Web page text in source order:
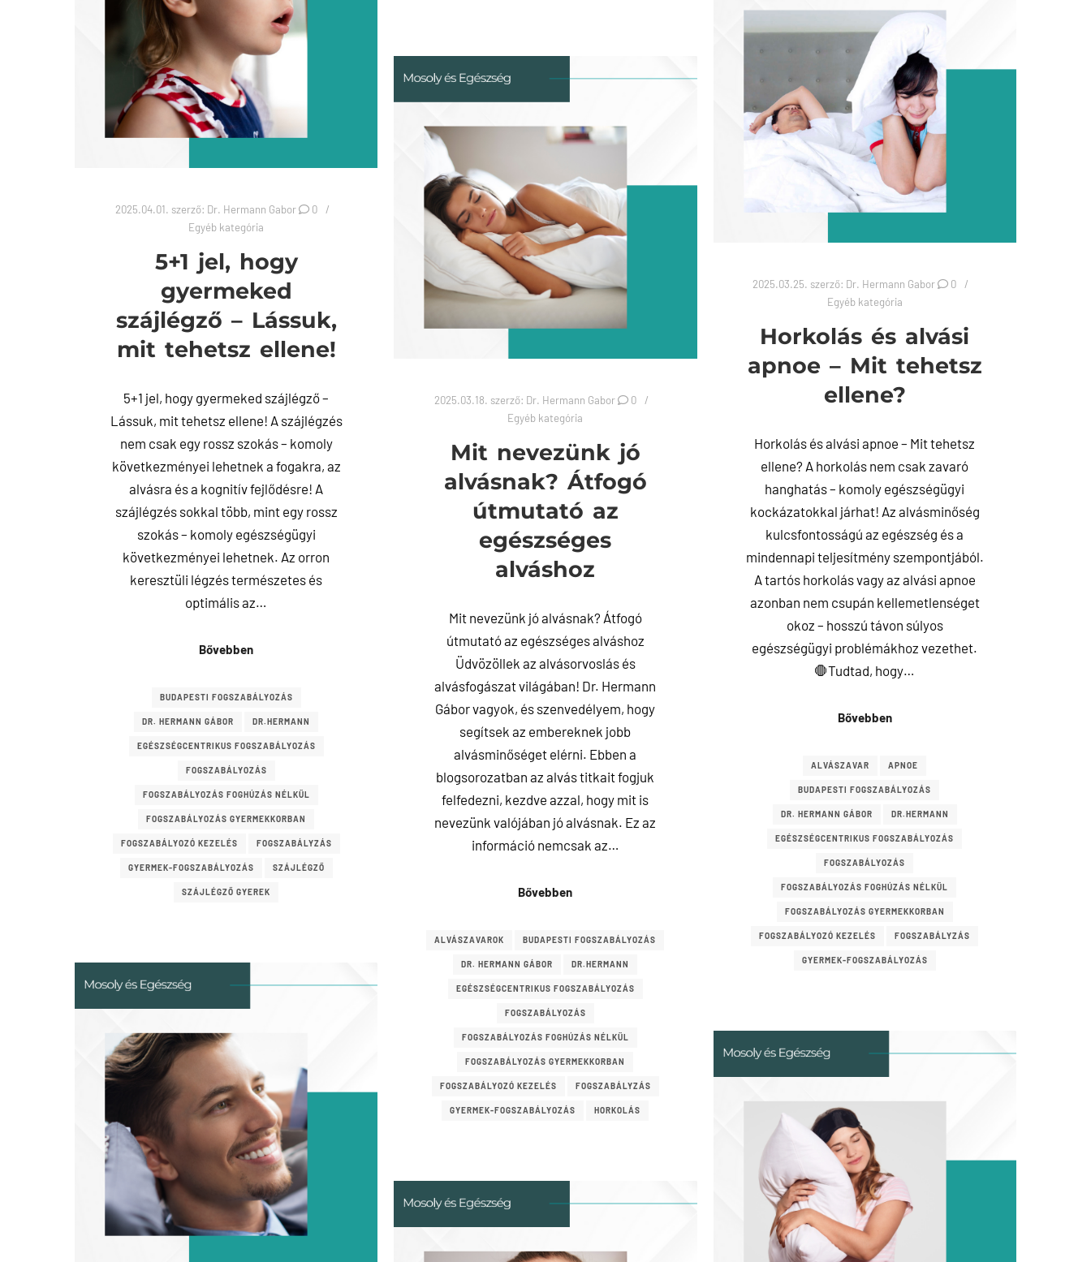
2025.04.01. szerző: Dr. Hermann Gabor
0
Egyéb kategória
5+1 jel, hogy
gyermeked
szájlégző – Lássuk,
mit tehetsz ellene!
5+1 jel, hogy gyermeked szájlégző –
Lássuk, mit tehetsz ellene! A szájlégzés
nem csak egy rossz szokás – komoly
következményei lehetnek a fogakra, az
alvásra és a kognitív fejlődésre! A
szájlégzés sokkal több, mint egy rossz
szokás – komoly egészségügyi
következményei lehetnek. Az orron
keresztüli légzés természetes és
optimális az…
Bővebben
BUDAPESTI FOGSZABÁLYOZÁS
DR. HERMANN GÁBOR DR.HERMANN
EGÉSZSÉGCENTRIKUS FOGSZABÁLYOZÁS
FOGSZABÁLYOZÁS
FOGSZABÁLYOZÁS FOGHÚZÁS NÉLKÜL
FOGSZABÁLYOZÁS GYERMEKKORBAN
FOGSZABÁLYOZÓ KEZELÉS FOGSZABÁLYZÁS
GYERMEK-FOGSZABÁLYOZÁS SZÁJLÉGZŐ
SZÁJLÉGZŐ GYEREK
2025.03.25. szerző: Dr. Hermann Gabor
0
Egyéb kategória
Horkolás és alvási
apnoe – Mit tehetsz
ellene?
Horkolás és alvási apnoe – Mit tehetsz
ellene? A horkolás nem csak zavaró
hanghatás – komoly egészségügyi
kockázatokkal járhat! Az alvásminőség
kulcsfontosságú az egészség és a
mindennapi teljesítmény szempontjából.
A tartós horkolás vagy az alvási apnoe
azonban nem csupán kellemetlenséget
okoz – hosszú távon súlyos
egészségügyi problémákhoz vezethet.
🛑Tudtad, hogy…
Bővebben
ALVÁSZAVAR APNOE
BUDAPESTI FOGSZABÁLYOZÁS
DR. HERMANN GÁBOR DR.HERMANN
EGÉSZSÉGCENTRIKUS FOGSZABÁLYOZÁS
FOGSZABÁLYOZÁS
FOGSZABÁLYOZÁS FOGHÚZÁS NÉLKÜL
FOGSZABÁLYOZÁS GYERMEKKORBAN
FOGSZABÁLYOZÓ KEZELÉS FOGSZABÁLYZÁS
GYERMEK-FOGSZABÁLYOZÁS
2025.03.18. szerző: Dr. Hermann Gabor
0
Egyéb kategória
Mit nevezünk jó
alvásnak? Átfogó
útmutató az
egészséges
alváshoz
Mit nevezünk jó alvásnak? Átfogó
útmutató az egészséges alváshoz
Üdvözöllek az alvásorvoslás és
alvásfogászat világában! Dr. Hermann
Gábor vagyok, és szenvedélyem, hogy
segítsek az embereknek jobb
alvásminőséget elérni. Ebben a
blogsorozatban az alvás titkait fogjuk
felfedezni, kezdve azzal, hogy mit is
nevezünk valójában jó alvásnak. Ez az
információ nemcsak az…
Bővebben
ALVÁSZAVAROK BUDAPESTI FOGSZABÁLYOZÁS
DR. HERMANN GÁBOR DR.HERMANN
EGÉSZSÉGCENTRIKUS FOGSZABÁLYOZÁS
FOGSZABÁLYOZÁS
FOGSZABÁLYOZÁS FOGHÚZÁS NÉLKÜL
FOGSZABÁLYOZÁS GYERMEKKORBAN
FOGSZABÁLYOZÓ KEZELÉS FOGSZABÁLYZÁS
GYERMEK-FOGSZABÁLYOZÁS HORKOLÁS